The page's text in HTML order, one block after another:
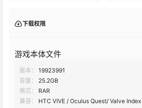
下载权限
游戏本体文件
版本：
19923991
容量：
25.2GB
格式：
RAR
兼容：
HTC VIVE / Oculus Quest/ Valve Index